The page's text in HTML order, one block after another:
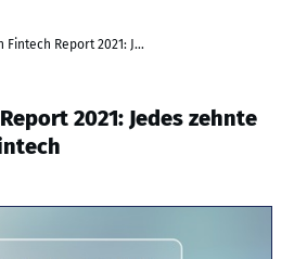
German Fintech Report 2021: Jedes zehnte Startup ist ein Fintech
2021: Jedes zehnte